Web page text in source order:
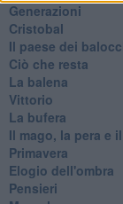
Generazioni
Cristobal
Il paese dei
Ciò che resta
La balena
Vittorio
La bufera
Il mago, la pera e
Primavera
Elogio dell'ombra
Pensieri